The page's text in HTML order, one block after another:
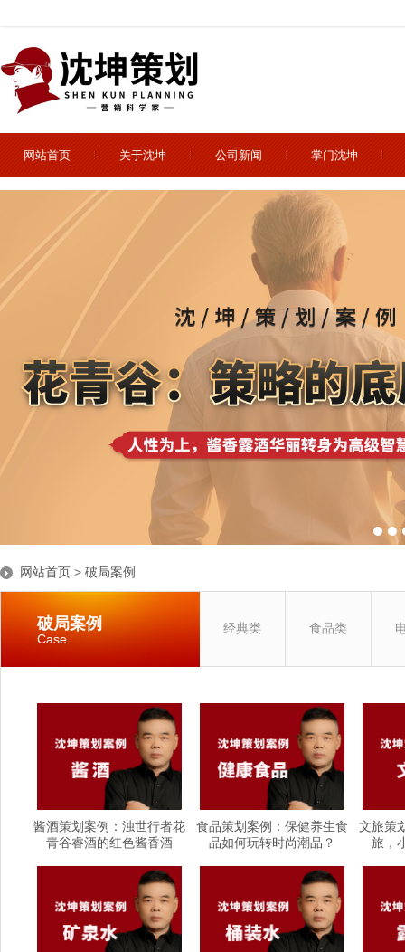
网站首页 关于沈坤 公司新闻 掌门沈坤
网站首页 > 破局案例
破局案例
Case
经典类 食品类
酱酒策划案例：浊世行者花
青谷睿酒的红色酱香酒
食品策划案例：保健养生食
品如何玩转时尚潮品？
文旅策
旅，